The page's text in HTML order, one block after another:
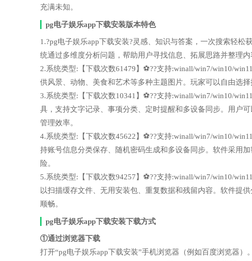
充满未知。
pg电子娱乐app下载安装版本特色
1.?pg电子娱乐app下载安装?灵感、知识与答案，一次搜索轻松
统通过多维度分析问题，帮助用户寻找信息、拓展思路并整理
2.系统类型:【下载次数61479】⚽??支持:winall/win7/win10/
供风景、动物、美食和艺术等多种主题图片。玩家可以自由选
3.系统类型:【下载次数10341】⚽??支持:winall/win7/win10/
具，支持文字记录、事项分类、定时提醒和多设备同步。用户
管理效率。
4.系统类型:【下载次数45622】⚽??支持:winall/win7/win10/
持账号信息分类保存、随机密码生成和多设备同步。软件采用
险。
5.系统类型:【下载次数94257】⚽??支持:winall/win7/win10/
以扫描缓存文件、无用安装包、重复数据和残留内容。软件提
顺畅。
pg电子娱乐app下载安装下载方式
①通过浏览器下载
打开“pg电子娱乐app下载安装”手机浏览器（例如百度浏览器